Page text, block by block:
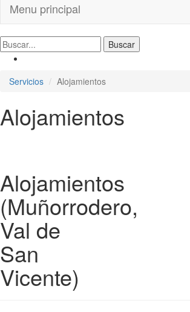
Menu principal
Servicios Alojamientos
Alojamientos
Alojamientos
(Muñorrodero,
Val de
San
Vicente)